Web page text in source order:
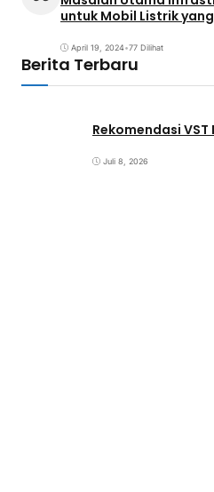
untuk Mobil Listrik
April 19, 2024•77 Dilihat
Berita Terbaru
Rekomendasi
Juli 8, 2026